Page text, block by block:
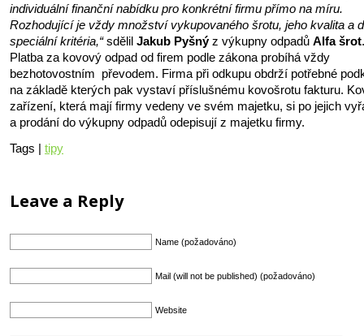
individuální finanční nabídku pro konkrétní firmu přímo na míru.
Rozhodující je vždy množství vykupovaného šrotu, jeho kvalita a
speciální kritéria,“sdělil Jakub Pyšnýz výkupny odpadů Alfa šrot.
Platba za kovový odpad od firem podle zákona probíhá vždy
bezhotovostním převodem. Firma při odkupu obdrží potřebné
na základě kterých pak vystaví příslušnému kovošrotu fakturu.
zařízení, která mají firmy vedeny ve svém majetku, si po jejich
a prodání do výkupny odpadů odepisují z majetku firmy.
Tags | tipy
Leave a Reply
Name (požadováno)
Mail (will not be published) (požadováno)
Website